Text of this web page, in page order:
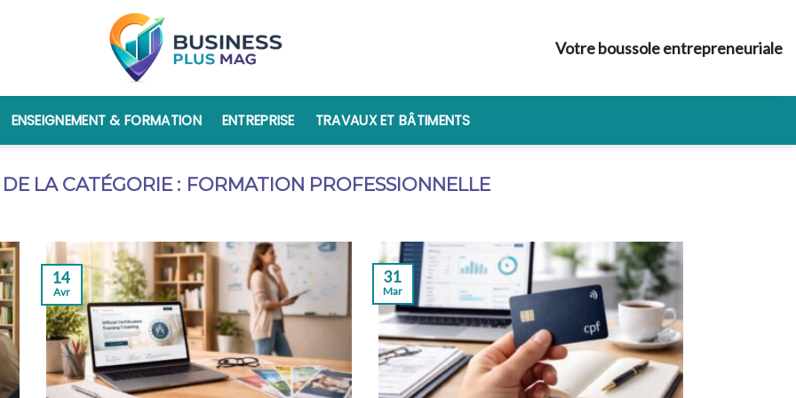
Votre boussole entrepreneuriale
ENSEIGNEMENT & FORMATION ENTREPRISE TRAVAUX ET BÂTIMENTS
FORMATION PROFESSIONNELLE
14
Avr
31
Mar